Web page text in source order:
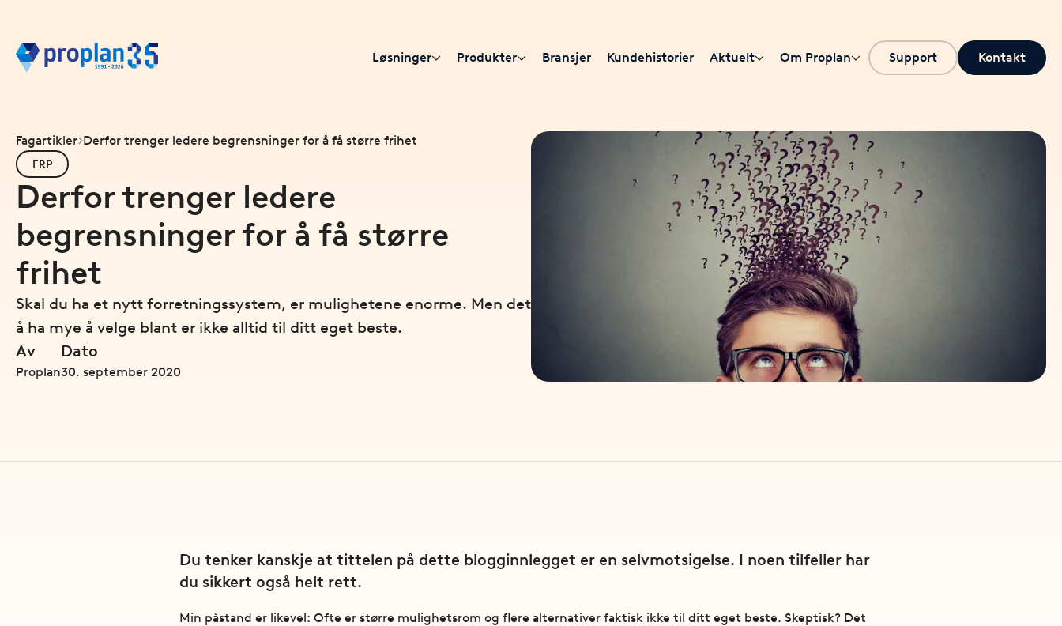
Løsninger Produkter Bransjer Kundehistorier Aktuelt Om Proplan Support Kontakt
Fagartikler Derfor trenger ledere begrensninger for å få større frihet
ERP
Derfor trenger ledere
begrensninger for å få større
frihet
Skal du ha et nytt forretningssystem, er mulighetene enorme. Men det
å ha mye å velge blant er ikke alltid til ditt eget beste.
Av
Proplan
Dato
30. september 2020
Du tenker kanskje at tittelen på dette blogginnlegget er en selvmotsigelse. I noen tilfeller har
du sikkert også helt rett.
Min påstand er likevel: Ofte er større mulighetsrom og flere alternativer faktisk ikke til ditt eget beste. Skeptisk? Det